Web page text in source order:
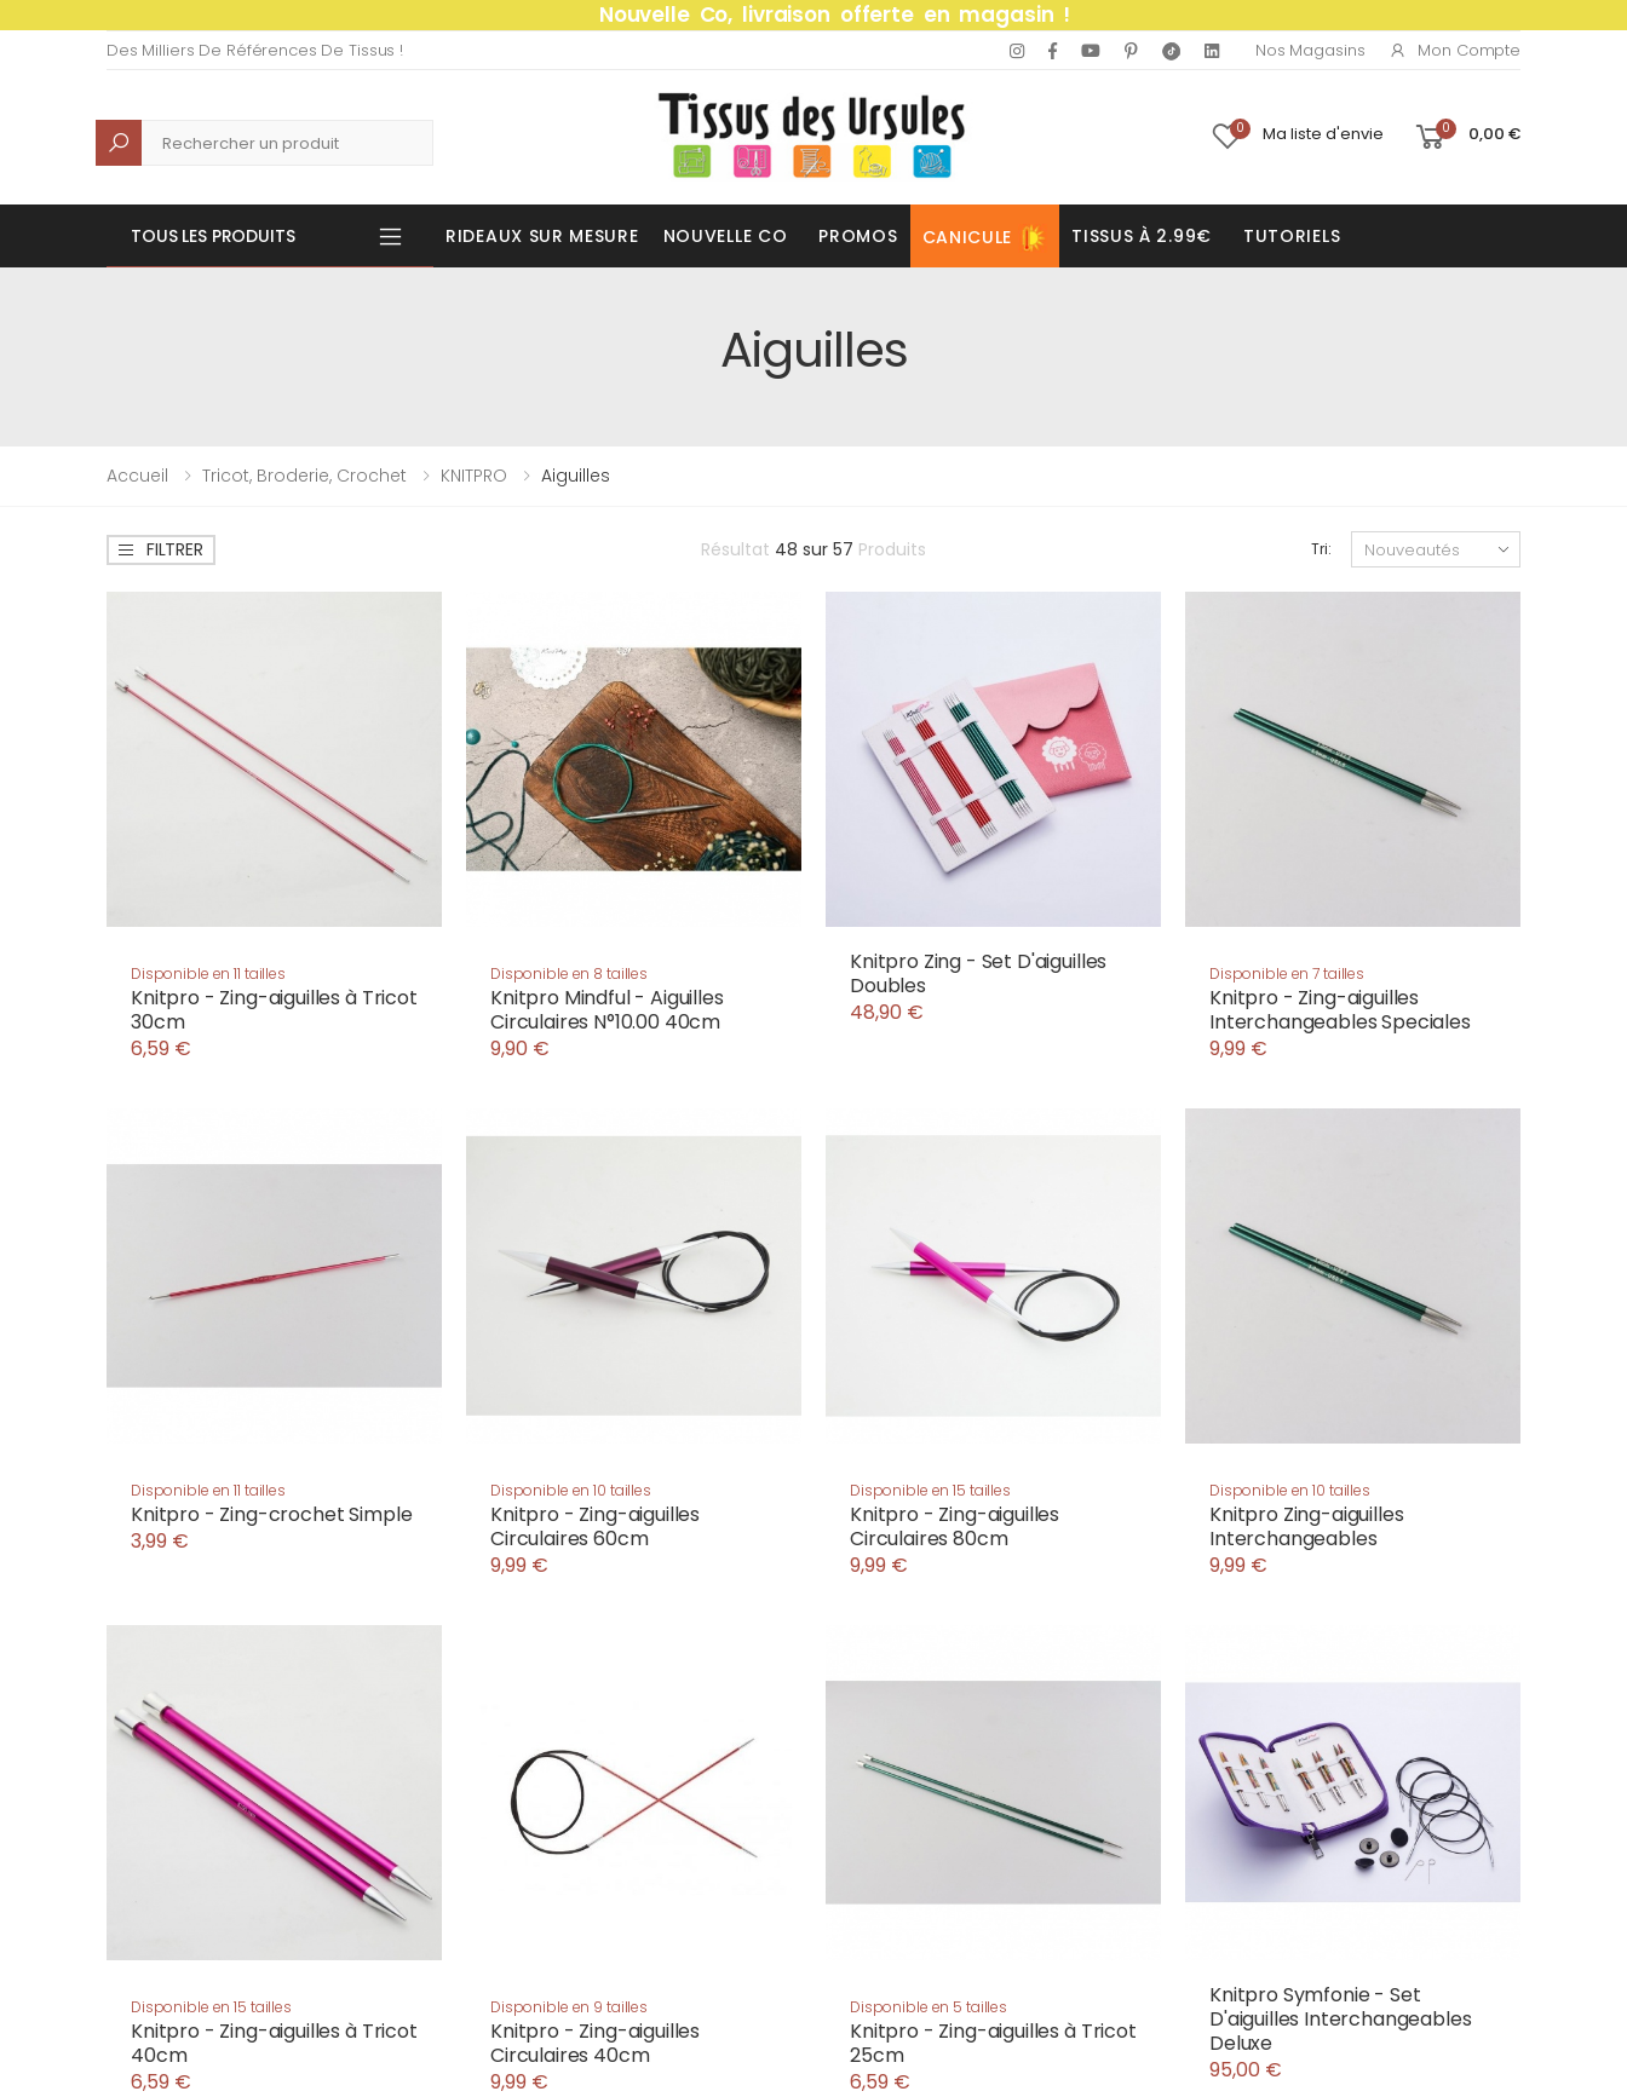
Nouvelle Co, livraison offerte en magasin !
Des Milliers De Références De Tissus ! Nos Magasins Mon Compte
Recherche 0 Ma liste d'envie 0 0,00 €
TOUS LES PRODUITS RIDEAUX SUR MESURE NOUVELLE CO PROMOS CANICULE TISSUS À 2.99€ TUTORIELS
Aiguilles
Accueil Tricot, Broderie, Crochet KNITPRO Aiguilles
FILTRER Résultat 48 sur 57 Produits Tri:
Disponible en 11 tailles
Knitpro - Zing-aiguilles à Tricot
30cm
6,59 €
Disponible en 8 tailles
Knitpro Mindful - Aiguilles
Circulaires N°10.00 40cm
9,90 €
Knitpro Zing - Set D'aiguilles
Doubles
48,90 €
Disponible en 7 tailles
Knitpro - Zing-aiguilles
Interchangeables Speciales
9,99 €
Disponible en 11 tailles
Knitpro - Zing-crochet Simple
3,99 €
Disponible en 10 tailles
Knitpro - Zing-aiguilles
Circulaires 60cm
9,99 €
Disponible en 15 tailles
Knitpro - Zing-aiguilles
Circulaires 80cm
9,99 €
Disponible en 10 tailles
Knitpro Zing-aiguilles
Interchangeables
9,99 €
Disponible en 15 tailles
Knitpro - Zing-aiguilles à Tricot
40cm
6,59 €
Disponible en 9 tailles
Knitpro - Zing-aiguilles
Circulaires 40cm
9,99 €
Disponible en 5 tailles
Knitpro - Zing-aiguilles à Tricot
25cm
6,59 €
Knitpro Symfonie - Set
D'aiguilles Interchangeables
Deluxe
95,00 €